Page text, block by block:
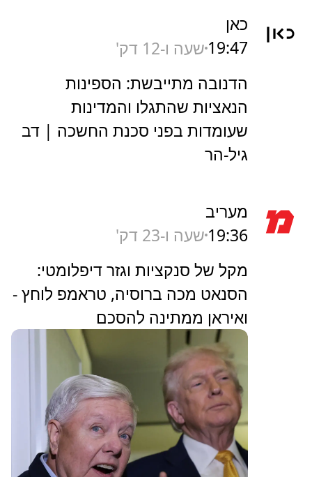
כאן
19:47 שעה ו-12 דק'
הדנובה מתייבשת: הספינות
הנאציות שהתגלו והמדינות
שעומדות בפני סכנת החשכה | דב
גיל-הר
מעריב
19:36 שעה ו-23 דק'
מקל של סנקציות וגזר דיפלומטי:
הסנאט מכה ברוסיה, טראמפ לוחץ -
ואיראן ממתינה להסכם